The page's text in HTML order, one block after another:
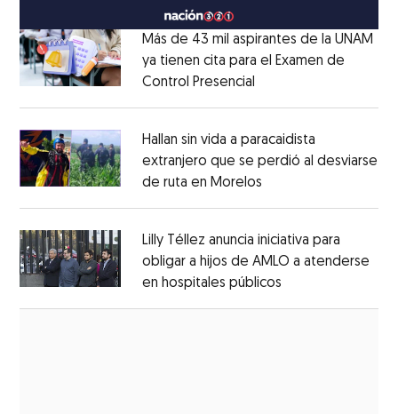
Más de 43 mil aspirantes de la UNAM
ya tienen cita para el Examen de
Control Presencial
Hallan sin vida a paracaidista
extranjero que se perdió al desviarse
de ruta en Morelos
Lilly Téllez anuncia iniciativa para
obligar a hijos de AMLO a atenderse
en hospitales públicos